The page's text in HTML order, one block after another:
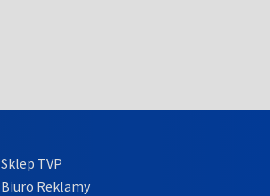
Sklep TVP
Biuro Reklamy